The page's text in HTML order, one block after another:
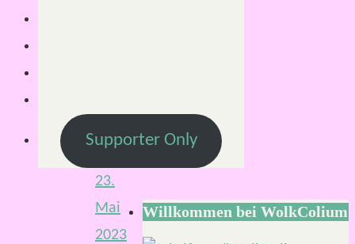
23.
Mai
2023
Supporter Only
Willkommen bei WolkColium